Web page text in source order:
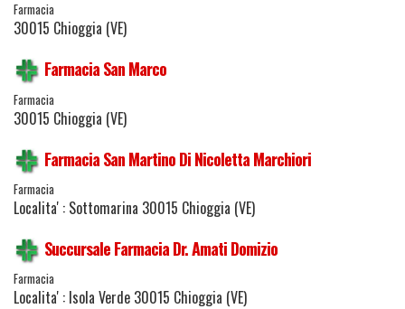
Farmacia
30015 Chioggia (VE)
Farmacia San Marco
Farmacia
30015 Chioggia (VE)
Farmacia San Martino Di Nicoletta Marchiori
Farmacia
Localita' : Sottomarina 30015 Chioggia (VE)
Succursale Farmacia Dr. Amati Domizio
Farmacia
Localita' : Isola Verde 30015 Chioggia (VE)